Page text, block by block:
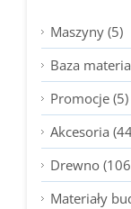
Maszyny (5)
Baza
Promocje (5)
Akcesoria
Drewno
Materiały